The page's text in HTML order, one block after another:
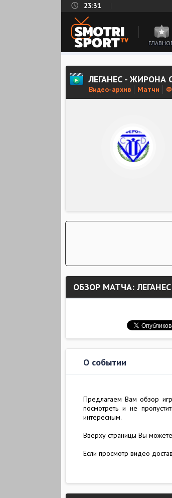
23:31
ЛЕГАНЕС - ЖИРОНА
Видео-архив Матчи
ОБЗОР МАТЧА:
О событии
Предлагаем Вам обзор
посмотреть и не
интересным.
Вверху страницы Вы
Если просмотр видео